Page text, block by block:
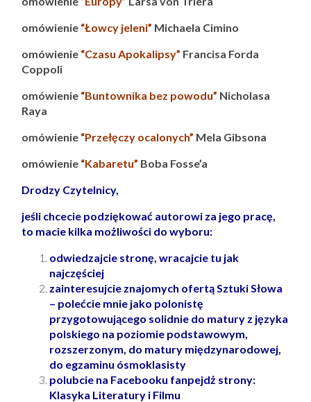
omówienie “Łowcy jeleni” Michaela Cimino
omówienie “Czasu Apokalipsy” Francisa Forda
Coppoli
omówienie “Buntownika bez powodu” Nicholasa
Raya
omówienie “Przełęczy ocalonych” Mela Gibsona
omówienie “Kabaretu” Boba Fosse’a
Drodzy Czytelnicy,
jeśli chcecie podziękować autorowi za jego pracę,
to macie kilka możliwości do wyboru:
odwiedzajcie stronę, wracajcie tu jak
najczęściej
zainteresujcie znajomych ofertą Sztuki Słowa
– polećcie mnie jako polonistę
przygotowującego solidnie do matury z języka
polskiego na poziomie podstawowym,
rozszerzonym, do matury międzynarodowej,
do egzaminu ósmoklasisty
polubcie na Facebooku fanpejdż strony:
Klasyka Literatury i Filmu